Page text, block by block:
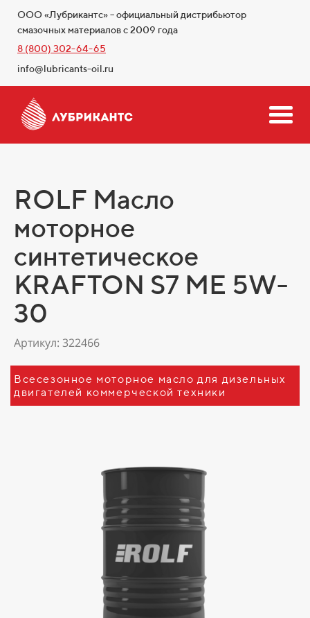
ООО «Лубрикантс» – официальный дистрибьютор
смазочных материалов с 2009 года
8 (800) 302-64-65
info@lubricants-oil.ru
ROLF Масло
моторное
синтетическое
KRAFTON S7 ME 5W-
30
Артикул: 322466
Всесезонное моторное масло для дизельных
двигателей коммерческой техники